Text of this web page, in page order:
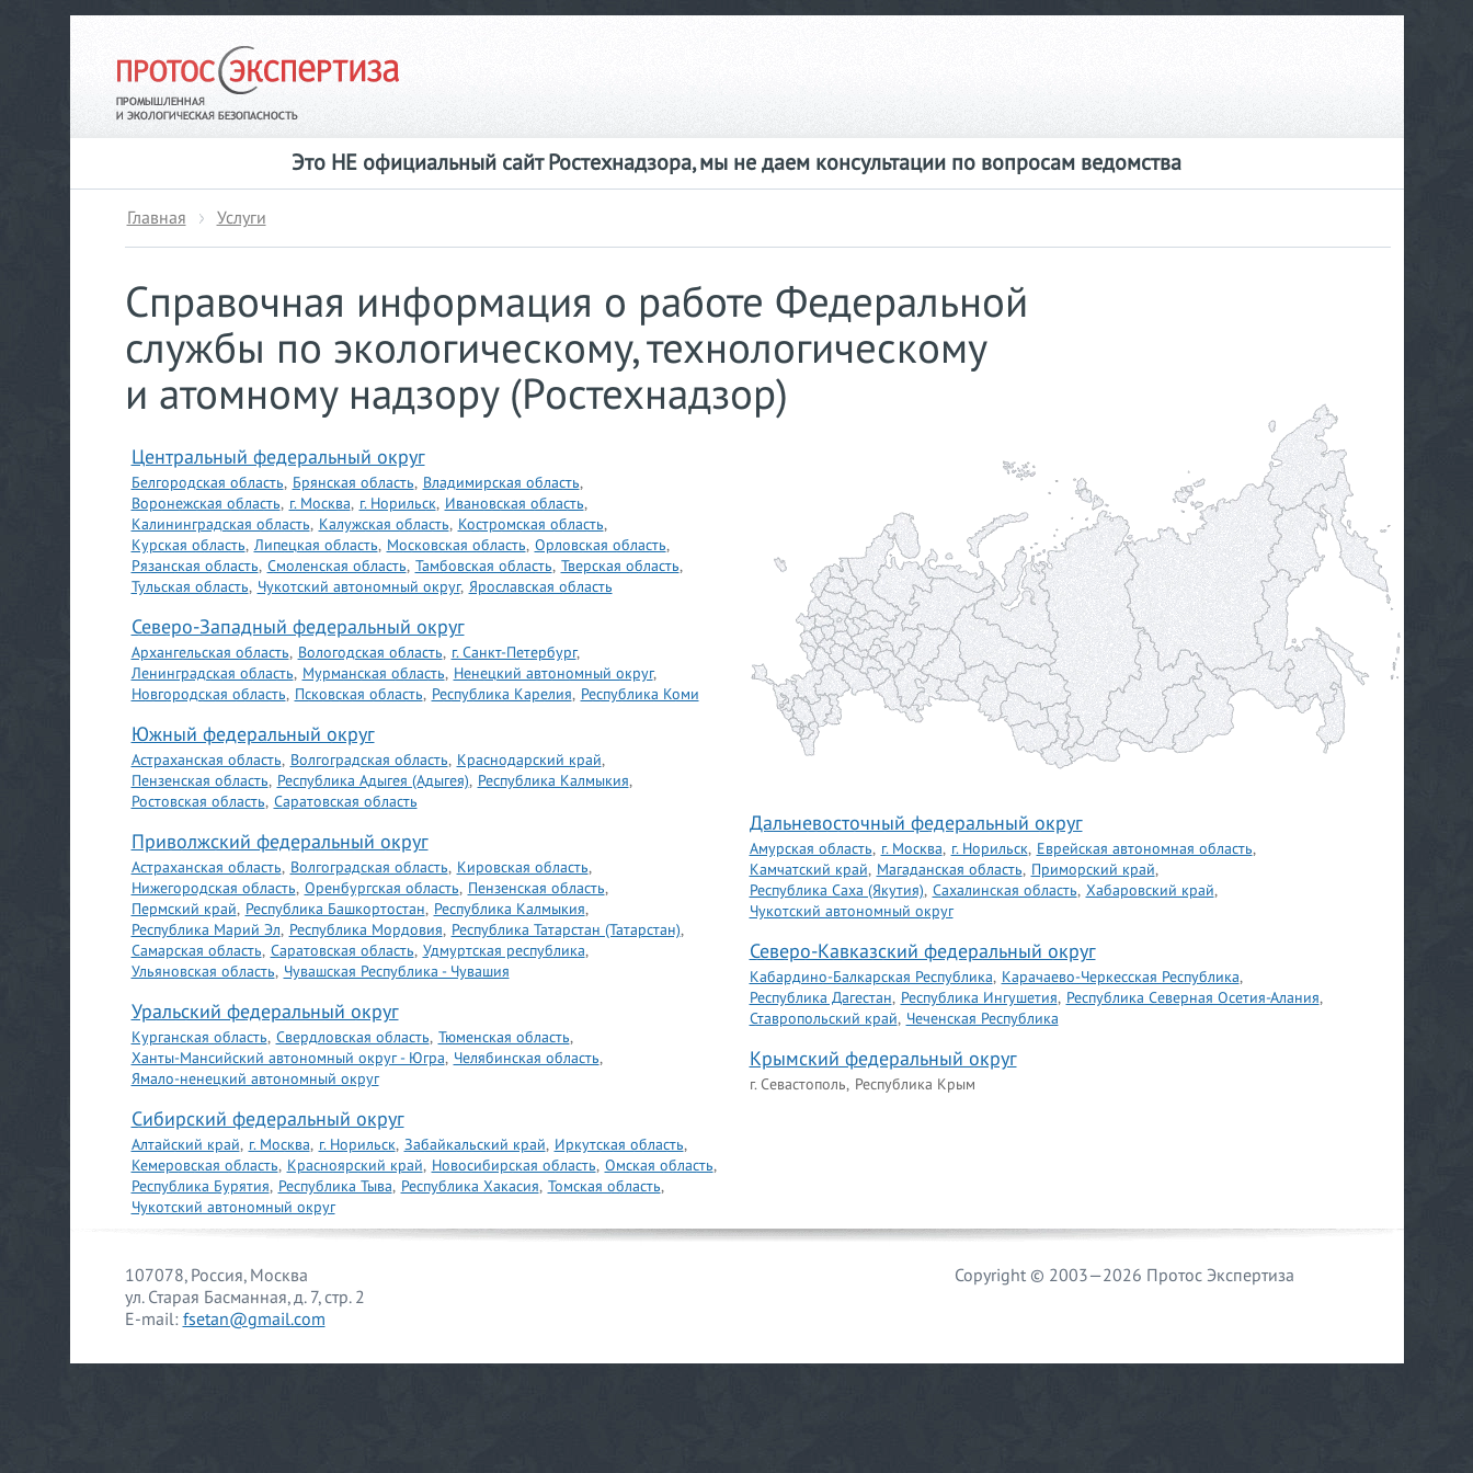
Это НЕ официальный сайт Ростехнадзора, мы не даем консультации по вопросам ведомства
Главная Услуги
Справочная информация о работе Федеральной
службы по экологическому, технологическому
и атомному надзору (Ростехнадзор)
Центральный федеральный округ
Белгородская область, Брянская область, Владимирская область,
Воронежская область, г. Москва, г. Норильск, Ивановская область,
Калининградская область, Калужская область, Костромская область,
Курская область, Липецкая область, Московская область, Орловская область,
Рязанская область, Смоленская область, Тамбовская область, Тверская область,
Тульская область, Чукотский автономный округ, Ярославская область
Северо-Западный федеральный округ
Архангельская область, Вологодская область, г. Санкт-Петербург,
Ленинградская область, Мурманская область, Ненецкий автономный округ,
Новгородская область, Псковская область, Республика Карелия, Республика Коми
Южный федеральный округ
Астраханская область, Волгоградская область, Краснодарский край,
Пензенская область, Республика Адыгея (Адыгея), Республика Калмыкия,
Ростовская область, Саратовская область
Приволжский федеральный округ
Астраханская область, Волгоградская область, Кировская область,
Нижегородская область, Оренбургская область, Пензенская область,
Пермский край, Республика Башкортостан, Республика Калмыкия,
Республика Марий Эл, Республика Мордовия, Республика Татарстан (Татарстан),
Самарская область, Саратовская область, Удмуртская республика,
Ульяновская область, Чувашская Республика - Чувашия
Уральский федеральный округ
Курганская область, Свердловская область, Тюменская область,
Ханты-Мансийский автономный округ - Югра, Челябинская область,
Ямало-ненецкий автономный округ
Сибирский федеральный округ
Алтайский край, г. Москва, г. Норильск, Забайкальский край, Иркутская область,
Кемеровская область, Красноярский край, Новосибирская область, Омская область,
Республика Бурятия, Республика Тыва, Республика Хакасия, Томская область,
Чукотский автономный округ
Дальневосточный федеральный округ
Амурская область, г. Москва, г. Норильск, Еврейская автономная область,
Камчатский край, Магаданская область, Приморский край,
Республика Саха (Якутия), Сахалинская область, Хабаровский край,
Чукотский автономный округ
Северо-Кавказский федеральный округ
Кабардино-Балкарская Республика, Карачаево-Черкесская Республика,
Республика Дагестан, Республика Ингушетия, Республика Северная Осетия-Алания,
Ставропольский край, Чеченская Республика
Крымский федеральный округ
г. Севастополь, Республика Крым
107078, Россия, Москва
ул. Старая Басманная, д. 7, стр. 2
E-mail: fsetan@gmail.com
Copyright © 2003—2026 Протос Экспертиза